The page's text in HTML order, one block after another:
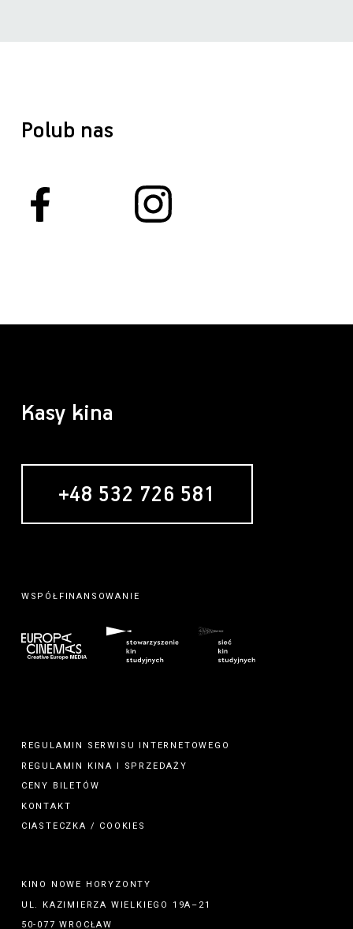
Polub nas
Kasy kina
+48 532 726 581
WSPÓŁFINANSOWANIE
REGULAMIN SERWISU INTERNETOWEGO
REGULAMIN KINA I
SPRZEDAŻY
CENY BILETÓW
KONTAKT
CIASTECZKA / COOKIES
KINO NOWE HORYZONTY
UL. KAZIMIERZA WIELKIEGO 19A–21
50-077 WROCŁAW